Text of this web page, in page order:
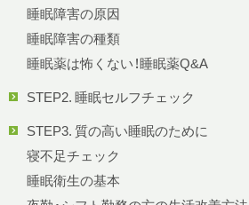
睡眠障害の原因
睡眠障害の種類
睡眠薬は怖くない！睡眠薬Q&A
STEP2. 睡眠セルフチェック
STEP3. 質の高い睡眠のために
寝不足チェック
睡眠衛生の基本